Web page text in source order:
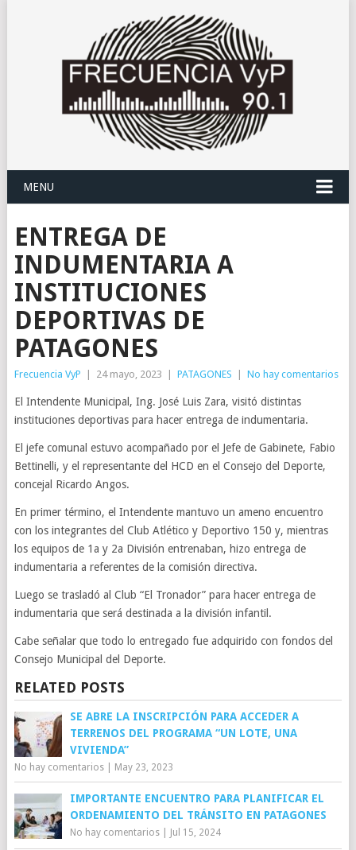
MENU
ENTREGA DE
INDUMENTARIA A
INSTITUCIONES
DEPORTIVAS DE
PATAGONES
Frecuencia VyP 24 mayo, 2023 PATAGONES No hay comentarios
El Intendente Municipal, Ing. José Luis Zara, visitó distintas
instituciones deportivas para hacer entrega de indumentaria.
El jefe comunal estuvo acompañado por el Jefe de Gabinete, Fabio
Bettinelli, y el representante del HCD en el Consejo del Deporte,
concejal Ricardo Angos.
En primer término, el Intendente mantuvo un ameno encuentro
con los integrantes del Club Atlético y Deportivo 150 y, mientras
los equipos de 1a y 2a División entrenaban, hizo entrega de
indumentaria a referentes de la comisión directiva.
Luego se trasladó al Club “El Tronador” para hacer entrega de
indumentaria que será destinada a la división infantil.
Cabe señalar que todo lo entregado fue adquirido con fondos del
Consejo Municipal del Deporte.
RELATED POSTS
SE ABRE LA INSCRIPCIÓN PARA ACCEDER A
TERRENOS DEL PROGRAMA “UN LOTE, UNA
VIVIENDA”
No hay comentarios| May 23, 2023
IMPORTANTE ENCUENTRO PARA PLANIFICAR EL
ORDENAMIENTO DEL TRÁNSITO EN PATAGONES
No hay comentarios| Jul 15, 2024